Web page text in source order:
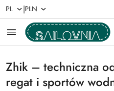
Przejdź do treści głównej
Przejdź do wyszukiwarki
Przejdź do moje konto
Przejdź do menu
Przejdź do stopki
PL |PLN
Zhik – techniczna
regat i sportów